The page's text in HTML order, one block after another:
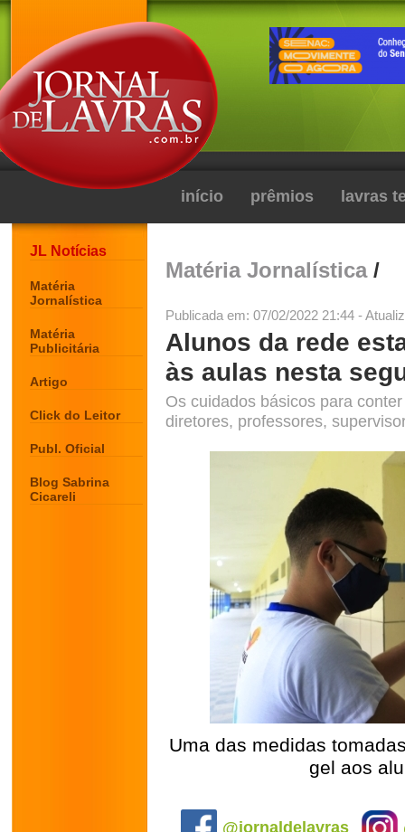
início prêmios lavras
JL Notícias
Matéria
Jornalística
Matéria
Publicitária
Artigo
Click do Leitor
Publ. Oficial
Blog Sabrina
Cicareli
Matéria Jornalística/
Publicada em: 07/02/2022 21:44 -
Alunos da rede
às aulas nesta
Os cuidados básicos para
diretores, professores,
Uma das medidas
gel aos
@jornaldelavras